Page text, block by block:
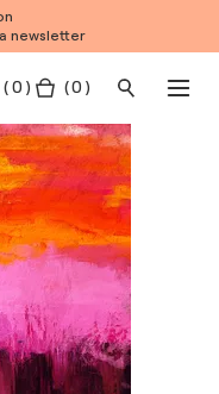
newsletter
(0 ) ( 0 )